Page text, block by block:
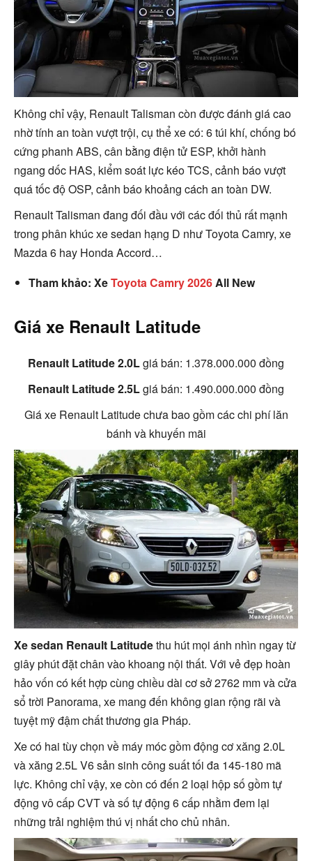
Không chỉ vậy, Renault Talisman còn được đánh giá cao
nhờ tính an toàn vượt trội, cụ thể xe có: 6 túi khí, chống bó
cứng phanh ABS, cân bằng điện tử ESP, khởi hành
ngang dốc HAS, kiểm soát lực kéo TCS, cảnh báo vượt
quá tốc độ OSP, cảnh báo khoảng cách an toàn DW.
Renault Talisman đang đối đầu với các đối thủ rất mạnh
trong phân khúc xe sedan hạng D như Toyota Camry, xe
Mazda 6 hay Honda Accord…
Tham khảo: XeToyota Camry 2026All New
Giá xe Renault Latitude
Renault Latitude 2.0Lgiá bán: 1.378.000.000 đồng
Renault Latitude 2.5Lgiá bán: 1.490.000.000 đồng
Giá xe Renault Latitude chưa bao gồm các chi phí lăn
bánh và khuyến mãi
Xe sedan Renault Latitudethu hút mọi ánh nhìn ngay từ
giây phút đặt chân vào khoang nội thất. Với vẻ đẹp hoàn
hảo vốn có kết hợp cùng chiều dài cơ sở 2762 mm và cửa
sổ trời Panorama, xe mang đến không gian rộng rãi và
tuyệt mỹ đậm chất thương gia Pháp.
Xe có hai tùy chọn về máy móc gồm động cơ xăng 2.0L
và xăng 2.5L V6 sản sinh công suất tối đa 145-180 mã
lực. Không chỉ vậy, xe còn có đến 2 loại hộp số gồm tự
động vô cấp CVT và số tự động 6 cấp nhằm đem lại
những trải nghiệm thú vị nhất cho chủ nhân.